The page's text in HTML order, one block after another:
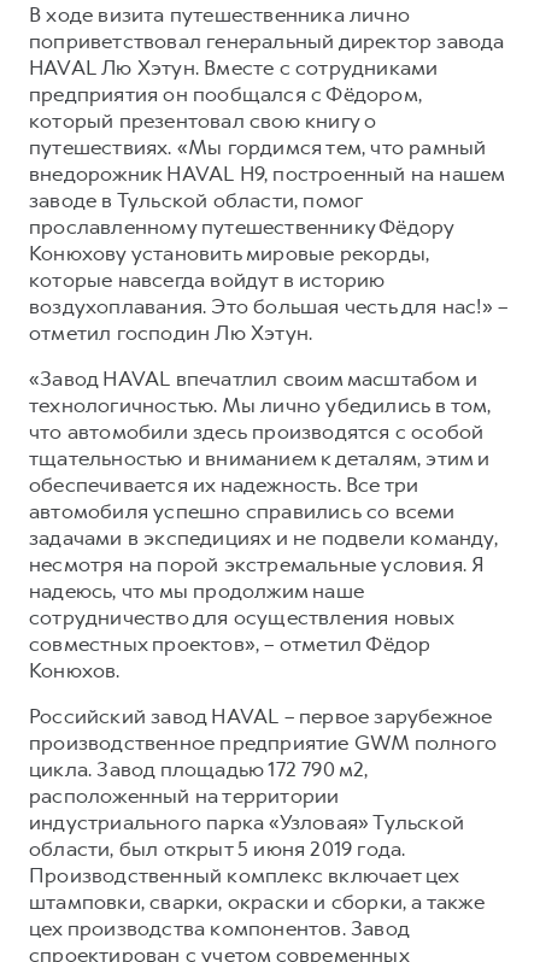
В ходе визита путешественника лично
поприветствовал генеральный директор завода
HAVAL Лю Хэтун. Вместе с сотрудниками
предприятия он пообщался с Фёдором,
который презентовал свою книгу о
путешествиях. «Мы гордимся тем, что рамный
внедорожник HAVAL H9, построенный на нашем
заводе в Тульской области, помог
прославленному путешественнику Фёдору
Конюхову установить мировые рекорды,
которые навсегда войдут в историю
воздухоплавания. Это большая честь для нас!» –
отметил господин Лю Хэтун.
«Завод HAVAL впечатлил своим масштабом и
технологичностью. Мы лично убедились в том,
что автомобили здесь производятся с особой
тщательностью и вниманием к деталям, этим и
обеспечивается их надежность. Все три
автомобиля успешно справились со всеми
задачами в экспедициях и не подвели команду,
несмотря на порой экстремальные условия. Я
надеюсь, что мы продолжим наше
сотрудничество для осуществления новых
совместных проектов», – отметил Фёдор
Конюхов.
Российский завод HAVAL – первое зарубежное
производственное предприятие GWM полного
цикла. Завод площадью 172 790 м2,
расположенный на территории
индустриального парка «Узловая» Тульской
области, был открыт 5 июня 2019 года.
Производственный комплекс включает цех
штамповки, сварки, окраски и сборки, а также
цех производства компонентов. Завод
спроектирован с учетом современных